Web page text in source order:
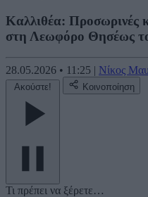
Καλλιθέα: Προσωρινές
στη Λεωφόρο Θησέως
28.05.2026 • 11:25 | Νίκος
Ακούστε! Κοινοποίηση
Τι πρέπει να ξέρετε…